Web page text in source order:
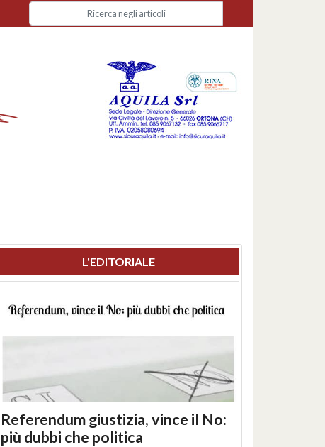
L'EDITORIALE
Referendum giustizia, vince il No:
più dubbi che politica